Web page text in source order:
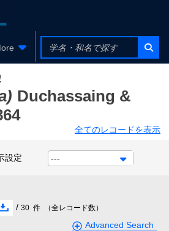
Duchassaing &
全てのレコードを表示
設定 ---
/ 30 件 （全レコード数）
Advanced Search